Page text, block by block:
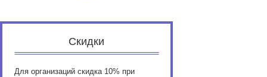
Скидки
Для организаций скидка 10% при